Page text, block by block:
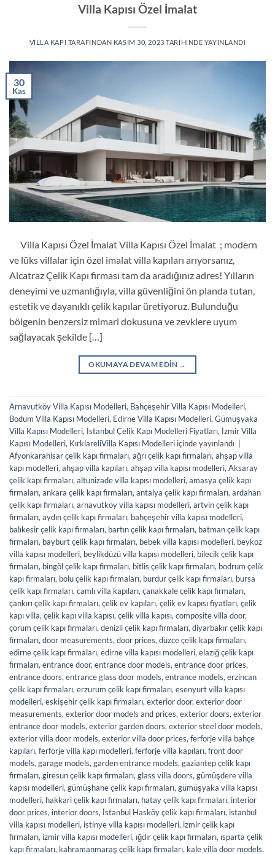
Villa Kapısı Özel İmalat
VILLA KAPI TARAFINDAN KASIM 30, 2023 TARIHINDE YAYINLANDI
30
Kas
Villa Kapısı Özel İmalat Villa Kapısı Özel İmalat ; modern
ve lüks villalar için özel imalat villa kapıları arıyorsanız,
Alcatraz Çelik Kapı firması tam da aradığınız adres! Yılların
deneyimi ve uzmanlığıyla, villa güvenliğini ön planda tutan,
estetik ve dayanıklı çelik kapılar üretiyoruz. Bulunduğu
bölgenin benzersiz mimari dokusuna ve zevklere uyum
sağlayacak şekilde […]
OKUMAYA DEVAM EDIN →
Arnavutköy Villa Kapısı Modelleri, Bahçeşehir Villa Kapısı Modelleri,
Bodum Villa Kapısı Modelleri, Edirne Villa Kapısı Modelleri,Gümüşyaka
Villa Kapısı Modelleri, İstanbul Çelik Kapı Modelleri Fiyatları, İzmir Villa
Kapısı Modelleri, KırklareliVilla Kapısı Modelleri içinde yayınlandı
Afyonkarahisar çelik kapı firmaları,ağrı çelik kapı firmaları,ahşap villa
kapı modelleri,ahşap villa kapıları,ahşap villa kapısı modelleri,Aksaray
çelik kapı firmaları,altunizade villa kapısı modelleri,amasya çelik kapı
firmaları,ankara çelik kapı firmaları,antalya çelik kapı firmaları,ardahan
çelik kapı firmaları,arnavutköy villa kapısı modelleri,artvin çelik kapı
firmaları,aydın çelik kapı firmaları, bahçeşehir villa kapısı modelleri,
balıkesir çelik kapı firmaları, bartın çelik kapı firmaları, batman çelik kapı
firmaları, bayburt çelik kapı firmaları, bebek villa kapısı modelleri, beykoz
villa kapısı modelleri, beylikdüzü villa kapısı modelleri, bilecik çelik kapı
firmaları, bingöl çelik kapı firmaları, bitlis çelik kapı firmaları, bodrum çelik
kapı firmaları, bolu çelik kapı firmaları, burdur çelik kapı firmaları, bursa
çelik kapı firmaları,camlı villa kapıları,çanakkale çelik kapı firmaları,
çankırı çelik kapı firmaları,çelik ev kapıları,çelik ev kapısı fiyatları,çelik
kapı villa,çelik kapı villa kapısı,çelik villa kapısı,composite villa door,
çorum çelik kapı firmaları,denizli çelik kapı firmaları,diyarbakır çelik kapı
firmaları,door measurements,door prices,düzce çelik kapı firmaları,
edirne çelik kapı firmaları,edirne villa kapısı modelleri,elazığ çelik kapı
firmaları,entrance door,entrance door models,entrance door prices,
entrance doors,entrance glass door models,entrance models,erzincan
çelik kapı firmaları,erzurum çelik kapı firmaları,esenyurt villa kapısı
modelleri,eskişehir çelik kapı firmaları,exterior door,exterior door
measurements,exterior door models and prices,exterior doors,exterior
entrance door models,exterior garden doors,exterior steel door models,
exterior villa door models,exterior villa door prices,ferforje villa bahçe
kapıları,ferforje villa kapı modelleri,ferforje villa kapıları,front door
models,garage models,garden entrance models,gaziantep çelik kapı
firmaları,giresun çelik kapı firmaları,glass villa doors,gümüşdere villa
kapısı modelleri,gümüşhane çelik kapı firmaları,gümüşyaka villa kapısı
modelleri, hakkari çelik kapı firmaları, hatay çelik kapı firmaları, interior
door prices, interior doors, İstanbul Hasköy çelik kapı firmaları, istanbul
villa kapısı modelleri, istinye villa kapısı modelleri, izmir çelik kapı
firmaları, izmir villa kapısı modelleri, ığdır çelik kapı firmaları, ısparta çelik
kapı firmaları, kahramanmaraş çelik kapı firmaları, kale villa door models,